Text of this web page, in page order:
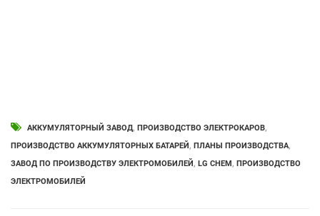
АККУМУЛЯТОРНЫЙ ЗАВОД, ПРОИЗВОДСТВО ЭЛЕКТРОКАРОВ,
ПРОИЗВОДСТВО АККУМУЛЯТОРНЫХ БАТАРЕЙ, ПЛАНЫ ПРОИЗВОДСТВА,
ЗАВОД ПО ПРОИЗВОДСТВУ ЭЛЕКТРОМОБИЛЕЙ, LG CHEM, ПРОИЗВОДСТВО
ЭЛЕКТРОМОБИЛЕЙ